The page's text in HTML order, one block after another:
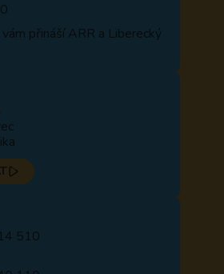
vám přináší ARR a Liberecký
510